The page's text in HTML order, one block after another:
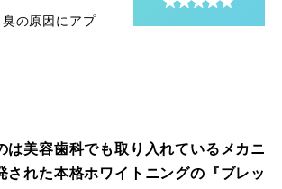
の原因にアプ
は美容歯科でも取り入れているメカニ
された本格ホワイトニングの『ブレッ